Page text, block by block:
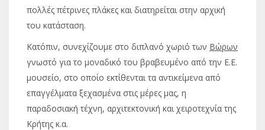
πολλές πέτρινες πλάκες και διατηρείται στην αρχική
του κατάσταση.
Κατόπιν, συνεχίζουμε στο διπλανό χωριό των Βώρων
γνωστό για το μοναδικό του βραβευμένο από την Ε.Ε.
μουσείο, στο οποίο εκτίθενται τα αντικείμενα από
επαγγέλματα ξεχασμένα στις μέρες μας, η
παραδοσιακή τέχνη, αρχιτεκτονική και χειροτεχνία της
Κρήτης κ.α.